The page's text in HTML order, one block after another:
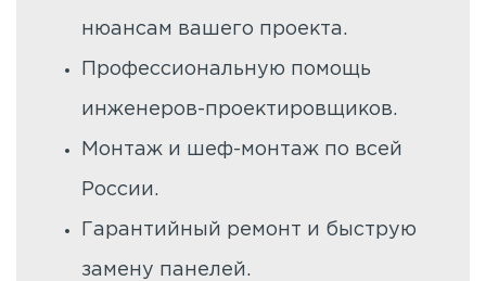
нюансам вашего проекта.
Профессиональную помощь
инженеров-проектировщиков.
Монтаж и шеф-монтаж по всей
России.
Гарантийный ремонт и быструю
замену панелей.